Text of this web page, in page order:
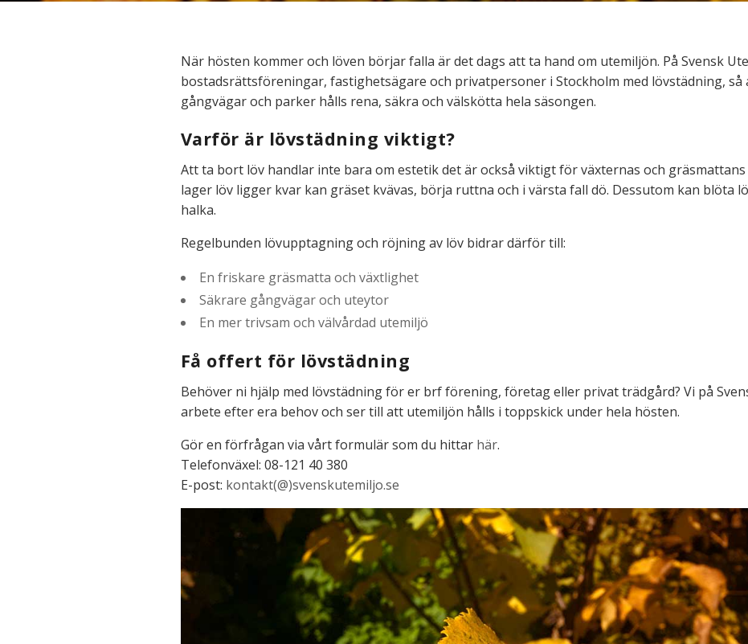
När hösten kommer och löven börjar falla är det dags att ta hand om utemiljön. På Svensk
bostadsrättsföreningar, fastighetsägare och privatpersoner i Stockholm med lövstädning,
gångvägar och parker hålls rena, säkra och välskötta hela säsongen.
Varför är lövstädning viktigt?
Att ta bort löv handlar inte bara om estetik det är också viktigt för växternas och
lager löv ligger kvar kan gräset kvävas, börja ruttna och i värsta fall dö. Dessutom kan blöta
halka.
Regelbunden lövupptagning och röjning av löv bidrar därför till:
En friskare gräsmatta och växtlighet
Säkrare gångvägar och uteytor
En mer trivsam och välvårdad utemiljö
Få offert för lövstädning
Behöver ni hjälp med lövstädning för er brf förening, företag eller privat trädgård? Vi på
arbete efter era behov och ser till att utemiljön hålls i toppskick under hela hösten.
Gör en förfrågan via vårt formulär som du hittar här.
Telefonväxel: 08-121 40 380
E-post: kontakt(@)svenskutemiljo.se